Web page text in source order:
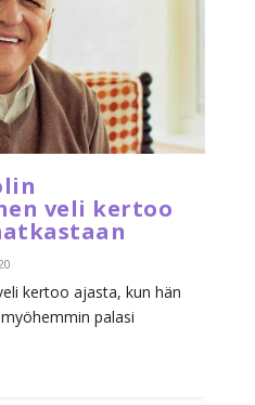
veli kertoo
kertoo ajasta, kun hän
palasi